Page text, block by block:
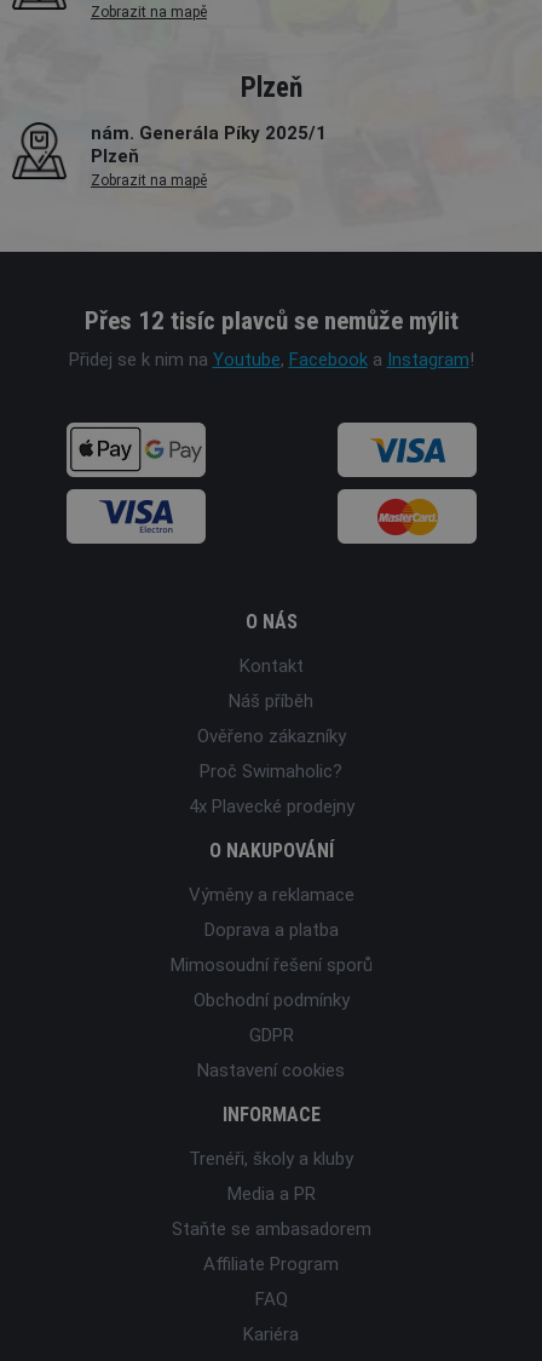
Zobrazit na mapě
Plzeň
nám. Generála Píky 2025/1
Plzeň
Zobrazit na mapě
Přes 12 tisíc plavců se nemůže mýlit
Přidej se k nim na Youtube, Facebooka Instagram!
O NÁS
Kontakt
Náš příběh
Ověřeno zákazníky
Proč Swimaholic?
4x Plavecké prodejny
O NAKUPOVÁNÍ
Výměny a reklamace
Doprava a platba
Mimosoudní řešení sporů
Obchodní podmínky
GDPR
Nastavení cookies
INFORMACE
Trenéři, školy a kluby
Media a PR
Staňte se ambasadorem
Affiliate Program
FAQ
Kariéra